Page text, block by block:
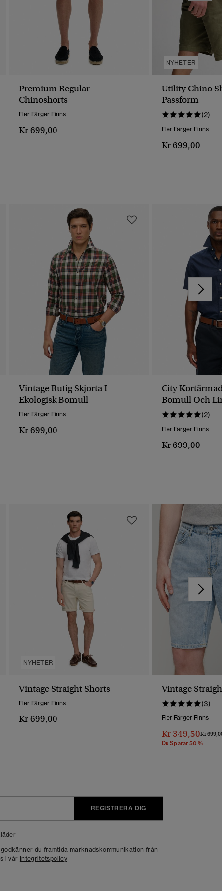
Premium Regular
Chinoshorts
Fler Färger Finns
Kr 699,00
NYHETER
Utility Chino
Passform
(2)
Fler Färger Finns
Kr 699,00
Vintage Rutig Skjorta I
Ekologisk Bomull
Fler Färger Finns
Kr 699,00
City
Bomull Och
(2)
Fler Färger Finns
Kr 699,00
NYHETER
Vintage Straight Shorts
Fler Färger Finns
Kr 699,00
Vintage
(3)
Fler Färger Finns
Kr 349,50Pris
Kr
Du Sparar 50 %
REGISTRERA DIG
du framtida marknadskommunikation från
i vår Integritetspolicy